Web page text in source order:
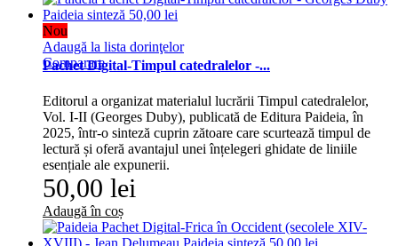
Nou
Adaugă la lista dorinţelor
Comparare
Pachet Digital-Timpul catedralelor -...
Editorul a organizat materialul lucrării Timpul catedralelor,
Vol. I-II (Georges Duby), publicată de Editura Paideia, în
2025, într-o sinteză cuprin zătoare care scurtează timpul de
lectură și oferă avantajul unei înțelegeri ghidate de liniile
esențiale ale expunerii.
50,00 lei
Adaugă în coș